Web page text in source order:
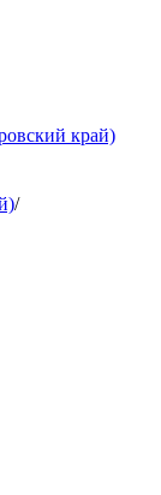
край)
/